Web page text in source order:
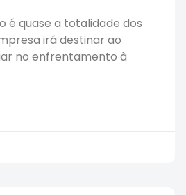
é quase a totalidade dos
irá destinar ao
no enfrentamento à